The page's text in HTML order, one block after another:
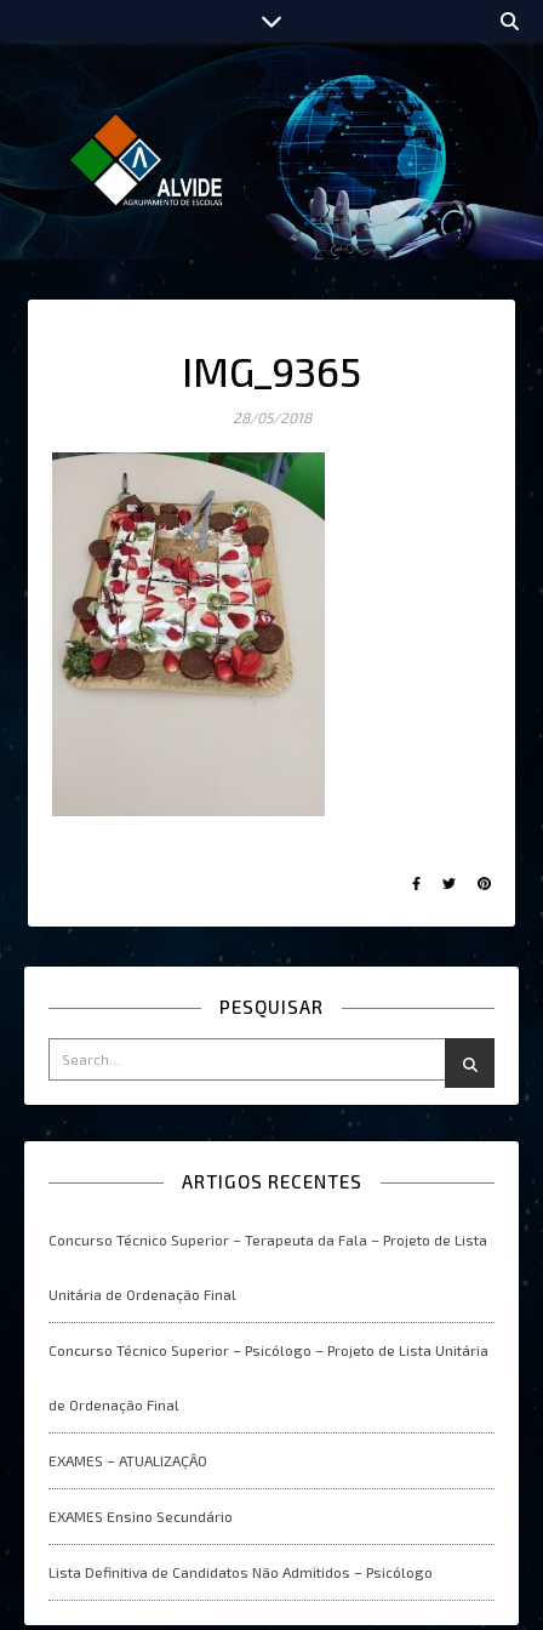
IMG_9365
28/05/2018
PESQUISAR
ARTIGOS RECENTES
Concurso Técnico Superior – Terapeuta da Fala – Projeto de Lista
Unitária de Ordenação Final
Concurso Técnico Superior – Psicólogo – Projeto de Lista Unitária
de Ordenação Final
EXAMES – ATUALIZAÇÂO
EXAMES Ensino Secundário
Lista Definitiva de Candidatos Não Admitidos – Psicólogo